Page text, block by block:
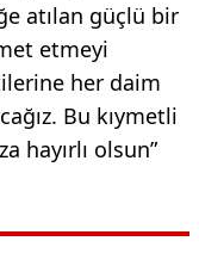
atılan güçlü bir
etmeyi
her daim
Bu kıymetli
hayırlı olsun”